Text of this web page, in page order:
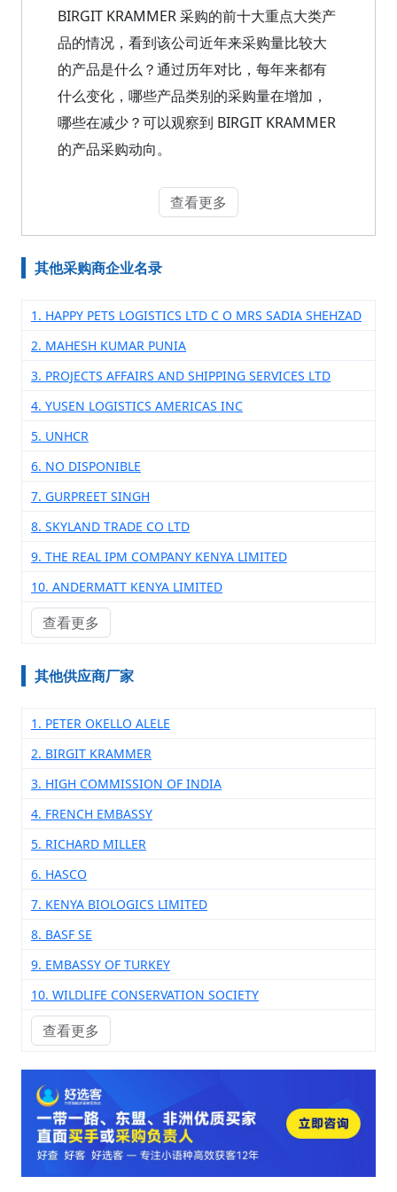
BIRGIT KRAMMER 采购的前十大重点大类产
品的情况，看到该公司近年来采购量比较大
的产品是什么？通过历年对比，每年来都有
什么变化，哪些产品类别的采购量在增加，
哪些在减少？可以观察到 BIRGIT KRAMMER
的产品采购动向。
查看更多
其他采购商企业名录
1. HAPPY PETS LOGISTICS LTD C O MRS SADIA SHEHZAD
2. MAHESH KUMAR PUNIA
3. PROJECTS AFFAIRS AND SHIPPING SERVICES LTD
4. YUSEN LOGISTICS AMERICAS INC
5. UNHCR
6. NO DISPONIBLE
7. GURPREET SINGH
8. SKYLAND TRADE CO LTD
9. THE REAL IPM COMPANY KENYA LIMITED
10. ANDERMATT KENYA LIMITED
查看更多
其他供应商厂家
1. PETER OKELLO ALELE
2. BIRGIT KRAMMER
3. HIGH COMMISSION OF INDIA
4. FRENCH EMBASSY
5. RICHARD MILLER
6. HASCO
7. KENYA BIOLOGICS LIMITED
8. BASF SE
9. EMBASSY OF TURKEY
10. WILDLIFE CONSERVATION SOCIETY
查看更多